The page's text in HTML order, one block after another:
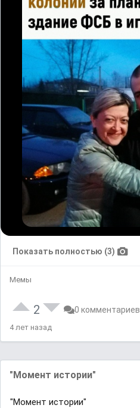
Показать полностью (3)
Мемы
2 0 комментариев
4 лет назад
"Момент истории"
"Момент истории"